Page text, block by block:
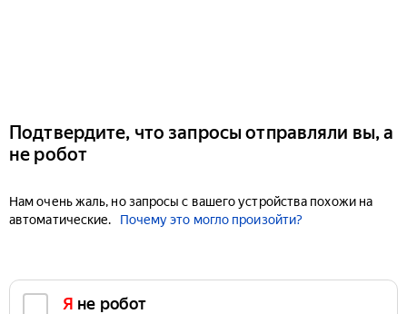
Подтвердите, что запросы отправляли вы, а
не робот
Нам очень жаль, но запросы с вашего устройства похожи на
автоматические.
Почему это могло произойти?
Я не робот